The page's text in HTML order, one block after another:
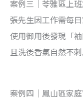
案例三｜苓雅區上
張先生因工作需每日
使用御用後發現「
且洗後香氣自然不刺
案例四｜鳳山區家